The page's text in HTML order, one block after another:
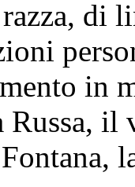
razza, di
in
il